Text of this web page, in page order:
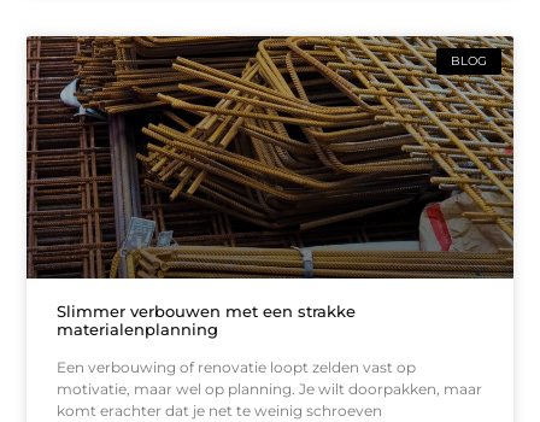
BLOG
Slimmer verbouwen met een strakke
materialenplanning
Een verbouwing of renovatie loopt zelden vast op
motivatie, maar wel op planning. Je wilt doorpakken, maar
komt erachter dat je net te weinig schroeven